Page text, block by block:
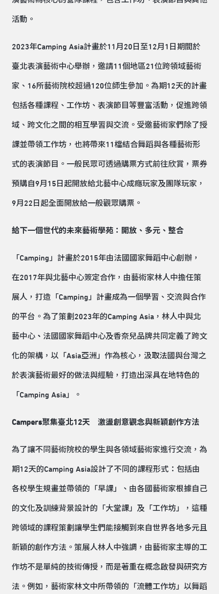
活動。
2023年Camping Asia計畫於11月20日至12月1日期間於
臺北表演藝術中心舉辦，邀請11個地區21位跨領域藝術
家、16所藝術院校超過120位師生參加。為期12天的計畫
包括各種課程、工作坊、表演節目等豐富活動，促進跨領
域、跨文化之間的相互學習與交流。受邀藝術家們除了授
課並帶領工作坊，也將帶來11檔結合舞蹈與各種藝術形
式的表演節目。一般民眾可透過購票方式前往欣賞，票券
預購自9月15日起開放給北藝中心成癮玩家及團隊玩家，
9月22日起全面開放給一般觀眾購票。
給下一個世代的未來藝術學苑：開放、多元、整合
「Camping」計畫於2015年由法國國家舞蹈中心創辦，
在2017年與北藝中心簽定合作，由藝術家林人中擔任策
展人，打造「Camping」計畫成為一個學習、交流與合作
的平台。為了策劃2023年的Camping Asia，林人中與北
藝中心 、 法國國家舞蹈中心及香奈兒品牌共同定義了跨文
化的架構，以「Asia亞洲」作為核心，汲取法國與台灣之
於表演藝術最好的做法與經驗，打造出深具在地特色的
「Camping Asia」。
Campers聚集臺北12天 激盪創意觀念與新穎創作方法
為了讓不同藝術院校的學生與各領域藝術家進行交流，為
期12天的Camping Asia設計了不同的課程形式：包括由
各校學生規畫並帶領的「早課」、由各國藝術家根據自己
的文化及訓練背景設計的「大堂課」及「工作坊」，這種
跨領域的課程策劃讓學生們能接觸到來自世界各地多元且
新穎的創作方法。策展人林人中強調，由藝術家主導的工
作坊不是單純的技術傳授，而是著重在概念啟發與研究方
法。例如，藝術家林文中所帶領的「流體工作坊」以舞蹈